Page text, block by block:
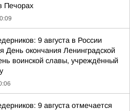
Печорах
9 августа в России
День окончания Ленинградской
воинской славы, учреждённый
9 августа отмечается